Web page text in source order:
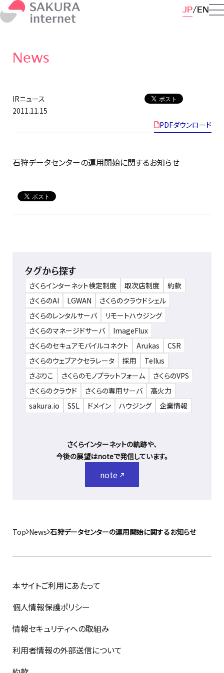
JP EN
News
IRニュース
2011.11.15
PDFダウンロード
石狩データセンターの運用開始に関するお知らせ
タグから探す
さくらインターネット検定制度 取次店制度
約款
さくらのAI
LGWAN
さくらのクラウドシェル
さくらのレンタルサーバ
リモートハウジング
さくらのマネージドサーバ
ImageFlux
さくらのセキュアモバイルコネクト
Arukas
CSR
さくらのウェブアクセラレータ
採用
Tellus
さぶりこ
さくらのモノプラットフォーム
さくらのVPS
さくらのクラウド
さくらの専用サーバ
高火力
sakura.io
SSL ドメイン ハウジング 企業情報
さくらインターネットの軌跡や、
今後の展望はnoteで発信しています。
note
Top News 石狩データセンターの運用開始に関するお知らせ
本サイトご利用にあたって
個人情報保護ポリシー
情報セキュリティへの取組み
利用者情報の外部送信について